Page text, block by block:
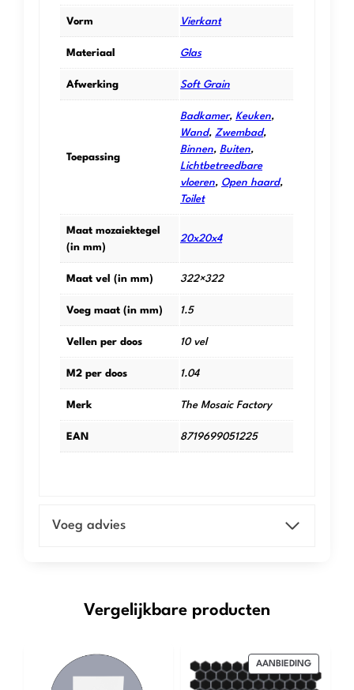
Vorm Vierkant
Materiaal Glas
Afwerking Soft Grain
Toepassing
Badkamer,Keuken,
Wand,Zwembad,
Binnen,Buiten,
Lichtbetreedbare
vloeren, Open haard,
Toilet
Maat mozaiektegel
(in mm)
20x20x4
Maat vel (in mm) 322×322
Voeg maat (in mm) 1.5
Vellen per doos 10 vel
M2 per doos 1.04
Merk The Mosaic Factory
EAN 8719699051225
Voeg advies
Vergelijkbare producten
AANBIEDINGPRODUCT
IN